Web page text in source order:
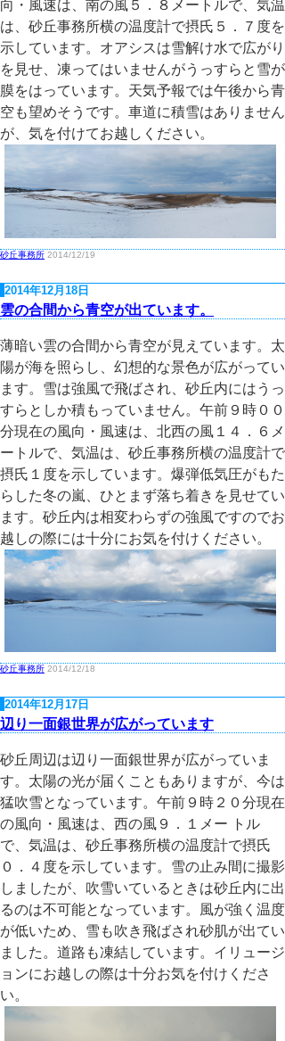
向・風速は、南の風５．８メートルで、気温
は、砂丘事務所横の温度計で摂氏５．７度を
示しています。オアシスは雪解け水で広がり
を見せ、凍ってはいませんがうっすらと雪が
膜をはっています。天気予報では午後から青
空も望めそうです。車道に積雪はありません
が、気を付けてお越しください。
砂丘事務所 2014/12/19
2014年12月18日
雲の合間から青空が出ています。
薄暗い雲の合間から青空が見えています。太
陽が海を照らし、幻想的な景色が広がってい
ます。雪は強風で飛ばされ、砂丘内にはうっ
すらとしか積もっていません。午前９時００
分現在の風向・風速は、北西の風１４．６メ
ートルで、気温は、砂丘事務所横の温度計で
摂氏１度を示しています。爆弾低気圧がもた
らした冬の嵐、ひとまず落ち着きを見せてい
ます。砂丘内は相変わらずの強風ですのでお
越しの際には十分にお気を付けください。
砂丘事務所 2014/12/18
2014年12月17日
辺り一面銀世界が広がっています
砂丘周辺は辺り一面銀世界が広がっていま
す。太陽の光が届くこともありますが、今は
猛吹雪となっています。午前９時２０分現在
の風向・風速は、西の風９．１メー トル
で、気温は、砂丘事務所横の温度計で摂氏
０．４度を示しています。雪の止み間に撮影
しましたが、吹雪いているときは砂丘内に出
るのは不可能となっています。風が強く温度
が低いため、雪も吹き飛ばされ砂肌が出てい
ました。道路も凍結しています。イリュージ
ョンにお越しの際は十分お気を付けくださ
い。